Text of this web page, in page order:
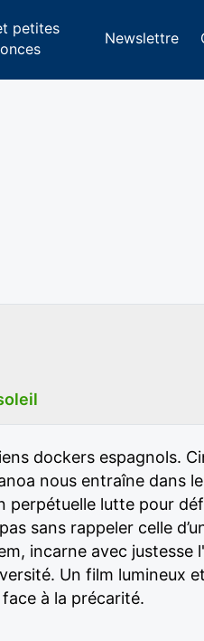
petites
Newslettre
dockers espagnols.
nous entraîne dans
lutte pour
sans rappeler celle
incarne avec justesse
Un film lumineux
à la précarité.